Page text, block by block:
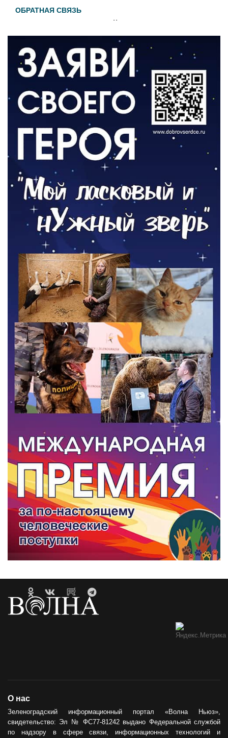
ОБРАТНАЯ СВЯЗЬ
ВЛАСТЬ
День памяти и «Симфония народов»
06.08.2026
Новый настил на экотропе
05.08.2026
О нас
Зеленоградский информационный портал «Волна Ньюз»,
свидетельство: Эл № ФС77-81242 выдано Федеральной службой
по надзору в сфере связи, информационных технологий и